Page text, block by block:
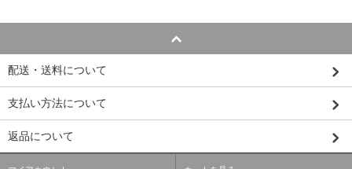
配送・送料について
支払い方法について
返品について